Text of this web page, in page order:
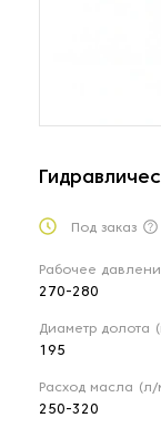
Под заказ
Рабочее
270-280
Диаметр долота
195
Расход масла
250-320